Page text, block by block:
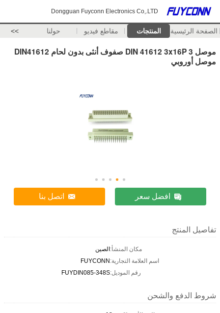
Dongguan Fuyconn Electronics Co,.LTD
الصفحة الرئيسية المنتجات مقاطع فيديو حولنا >>
موصل DIN 41612 3x16P 3 صفوف أنثى بدون لحام DIN41612
موصل أوروبي
افضل سعر اتصل بنا
تفاصيل المنتج
مكان المنشأ:الصين
اسم العلامة التجارية:FUYCONN
رقم الموديل:FUYDIN085-348S
شروط الدفع والشحن